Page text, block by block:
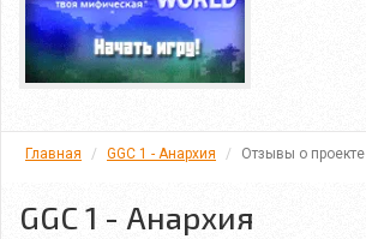
Главная GGC 1 - Анархия Отзывы о проекте
GGC 1 - Анархия